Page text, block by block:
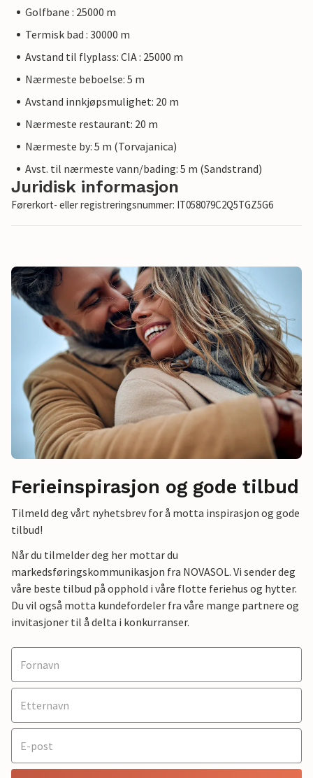
Golfbane : 25000 m
Termisk bad : 30000 m
Avstand til flyplass: CIA : 25000 m
Nærmeste beboelse: 5 m
Avstand innkjøpsmulighet: 20 m
Nærmeste restaurant: 20 m
Nærmeste by: 5 m (Torvajanica)
Avst. til nærmeste vann/bading: 5 m (Sandstrand)
Juridisk informasjon
Førerkort- eller registreringsnummer: IT058079C2Q5TGZ5G6
Ferieinspirasjon og gode tilbud
Tilmeld deg vårt nyhetsbrev for å motta inspirasjon og gode
tilbud!
Når du tilmelder deg her mottar du
markedsføringskommunikasjon fra NOVASOL. Vi sender deg
våre beste tilbud på opphold i våre flotte feriehus og hytter.
Du vil også motta kundefordeler fra våre mange partnere og
invitasjoner til å delta i konkurranser.